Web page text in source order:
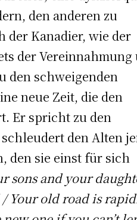
den anderen zu
der Kanadier, wie der
der Vereinnahmung
den schweigenden
neue Zeit, die den
Er spricht zu den
den Alten
den sie einst für sich
sons and your
Your old road is